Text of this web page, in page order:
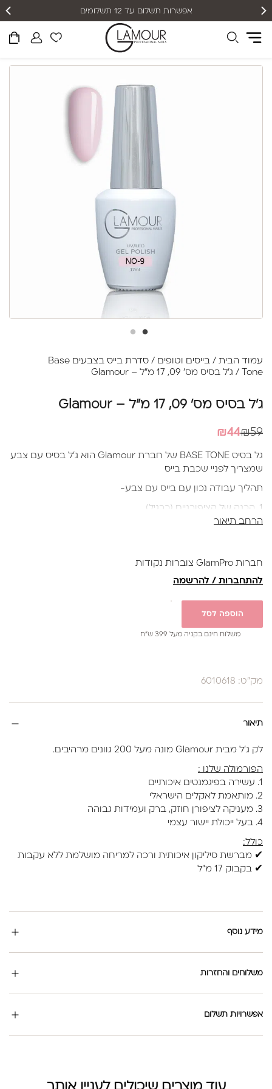
אפשרות תשלום עד 12 תשלומים
עמוד הבית / בייסים וטופים /
סדרת בייס בצבעים Base
Tone / ג'ל בסיס מס' 09, 17 מ"ל – Glamour
ג'ל בסיס מס' 09, 17 מ"ל – Glamour
₪59
המחיר₪44
המחיר
גל בסיס BASE TONE של חברת Glamour הוא ג'ל בסיס עם צבע
שמצריך לפניי שכבת בייס
תהליך עבודה נכון עם בייס עם צבע-
1. הכנה של הציפורניים (כרגיל)
2. ניטרול לוחית הציפורן עם נוזל ייעודי לאיזון רמת החומציות
3. פריימר לא חומצי (חומר מקשר)
4. שכבה דקה של בייס קשיח(פאוור)
5. מבצעים תיקון מבנה אנטומי עם הראבר בייס בגוון הנבחר-
מייבשים ייבוש סופי 60 שניות
הרחב תיאור
חברות GlamPro צוברות נקודות
להתחברות / להרשמה
הוספה לסל
משלוח חינם בקניה מעל 399 ש”ח
מק"ט: 6010618
תיאור
לק ג'ל מבית Glamour מונה מעל 200 גוונים מרהיבים.
הפורמולה שלנו :
1. עשירה בפיגמנטים איכותיים
2. מותאמת לאקלים הישראלי
3. מעניקה לציפורן חוזק, ברק ועמידות גבוהה
4. בעל ייכולת יישור עצמי
כולל:
✔ מברשת סיליקון איכותית ורכה למריחה מושלמת ללא עקבות
✔ בקבוק 17 מ"ל
מידע נוסף
משלוחים והחזרות
אפשרויות תשלום